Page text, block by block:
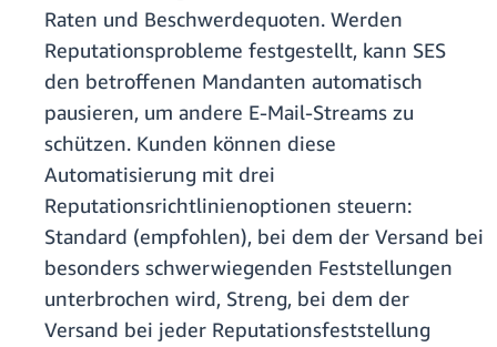
Raten und Beschwerdequoten. Werden
Reputationsprobleme festgestellt, kann SES
den betroffenen Mandanten automatisch
pausieren, um andere E-Mail-Streams zu
schützen. Kunden können diese
Automatisierung mit drei
Reputationsrichtlinienoptionen steuern:
Standard (empfohlen), bei dem der Versand bei
besonders schwerwiegenden Feststellungen
unterbrochen wird, Streng, bei dem der
Versand bei jeder Reputationsfeststellung